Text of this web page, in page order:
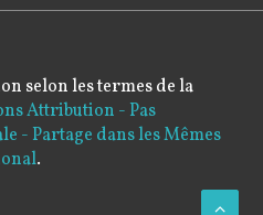
selon les termes de la
Attribution - Pas
- Partage dans les Mêmes
.